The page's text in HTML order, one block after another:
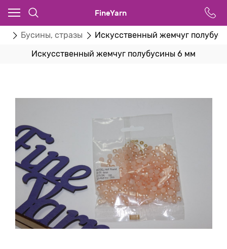
FineYarn
Бусины, стразы Искусственный жемчуг
Искусственный жемчуг полубусины 6 мм